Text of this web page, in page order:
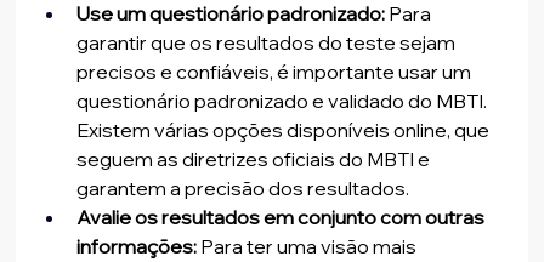
Use um questionário padronizado: Para
garantir que os resultados do teste sejam
precisos e confiáveis, é importante usar um
questionário padronizado e validado do MBTI.
Existem várias opções disponíveis online, que
seguem as diretrizes oficiais do MBTI e
garantem a precisão dos resultados.
Avalie os resultados em conjunto com outras
informações: Para ter uma visão mais